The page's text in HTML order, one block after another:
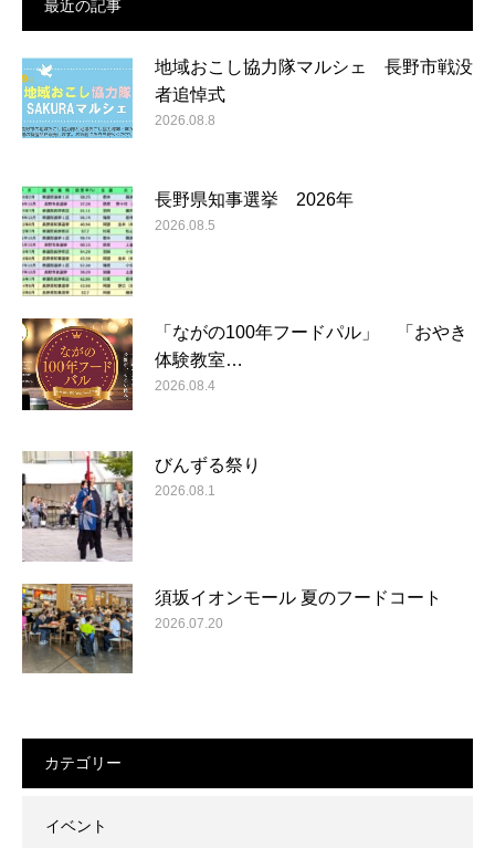
最近の記事
地域おこし協力隊マルシェ 長野市戦没
者追悼式
2026.08.8
長野県知事選挙 2026年
2026.08.5
「ながの100年フードパル」 「おやき
体験教室…
2026.08.4
びんずる祭り
2026.08.1
須坂イオンモール 夏のフードコート
2026.07.20
カテゴリー
イベント